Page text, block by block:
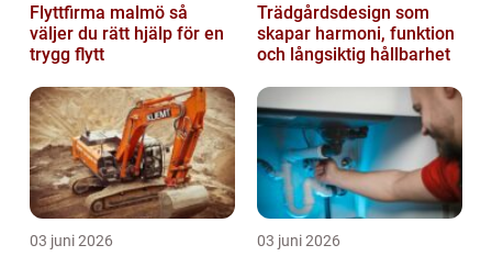
Flyttfirma malmö så
väljer du rätt hjälp för en
trygg flytt
Trädgårdsdesign som
skapar harmoni, funktion
och långsiktig hållbarhet
03 juni 2026 03 juni 2026